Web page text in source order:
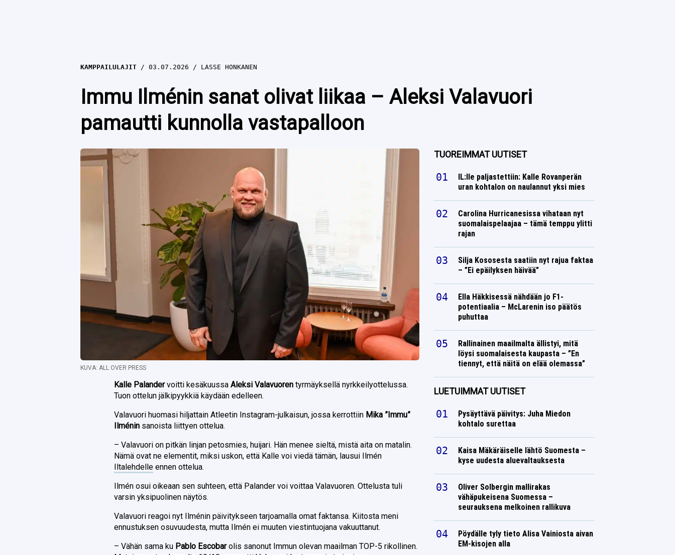
KAMPPAILULAJIT 03.07.2026 LASSE HONKANEN
Immu Ilménin sanat olivat liikaa – Aleksi Valavuori
pamautti kunnolla vastapalloon
KUVA: ALL OVER PRESS
Kalle Palandervoitti kesäkuussaAleksi Valavuoren tyrmäyksellä nyrkkeilyottelussa.
Tuon ottelun jälkipyykkiä käydään edelleen.
Valavuori huomasi hiljattain Atleetin Instagram-julkaisun, jossa kerrottiin Mika ”Immu”
Ilménin sanoista liittyen ottelua.
– Valavuori on pitkän linjan petosmies, huijari. Hän menee sieltä, mistä aita on matalin.
Nämä ovat ne elementit, miksi uskon, että Kalle voi viedä tämän, lausui Ilmén
Iltalehdelle ennen ottelua.
Ilmén osui oikeaan sen suhteen, että Palander voi voittaa Valavuoren. Ottelusta tuli
varsin yksipuolinen näytös.
Valavuori reagoi nyt Ilménin päivitykseen tarjoamalla omat faktansa. Kiitosta meni
ennustuksen osuvuudesta, mutta Ilmén ei muuten viestintuojana vakuuttanut.
– Vähän sama ku Pablo Escobarolis sanonut Immun olevan maailman TOP-5 rikollinen.
TUOREIMMAT UUTISET
IL:lle paljastettiin: Kalle Rovanperän
uran kohtalon on naulannut yksi mies
Carolina Hurricanesissa vihataan nyt
suomalaispelaajaa – tämä temppu ylitti
rajan
Silja Kososesta saatiin nyt rajua faktaa
– ”Ei epäilyksen häivää”
Ella Häkkisessä nähdään jo F1-
potentiaalia – McLarenin iso päätös
puhuttaa
Rallinainen maailmalta ällistyi, mitä
löysi suomalaisesta kaupasta – ”En
tiennyt, että näitä on elää olemassa”
LUETUIMMAT UUTISET
Pysäyttävä päivitys: Juha Miedon
kohtalo surettaa
Kaisa Mäkäräiselle lähtö Suomesta –
kyse uudesta aluevaltauksesta
Oliver Solbergin mallirakas
vähäpukeisena Suomessa –
seurauksena melkoinen rallikuva
Pöydälle tyly tieto Alisa Vainiosta aivan
EM-kisojen alla